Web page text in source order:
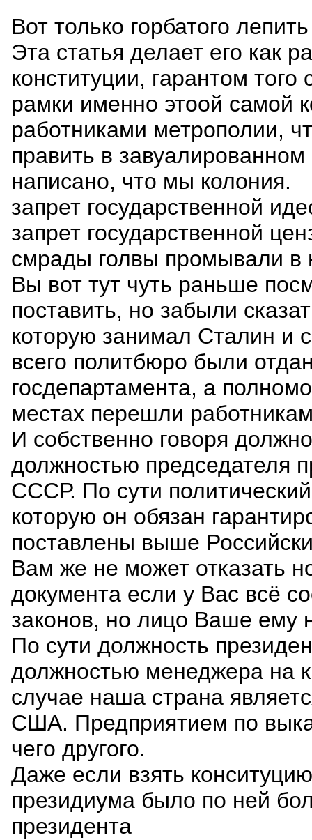
Вот только горбатого
Эта статья делает его как
конституции, гарантом
рамки именно этоой самой
работниками метрополии,
править в
написано, что мы колония.
запрет государственной
запрет государственной
смрады голвы промывали в
Вы вот тут чуть раньше
поставить, но забыли
которую занимал Сталин и
всего политбюро были
госдепартамента, а
местах перешли
И собственно говоря
должностью председателя
СССР. По сути
которую он обязан
поставлены выше
Вам же не может отказать
документа если у Вас всё
законов, но лицо Ваше ему
По сути должность
должностью менеджера на
случае наша страна
США. Предприятием по
чего другого.
Даже если взять
президиума было по ней
президента